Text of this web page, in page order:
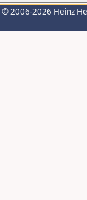
© 2006-2026 Heinz